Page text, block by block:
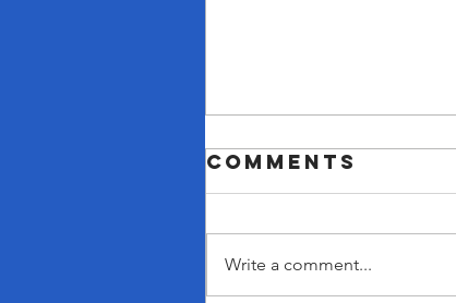
Comments
Write a comment...